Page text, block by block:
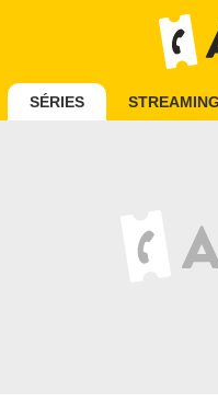
SÉRIES STREAMING